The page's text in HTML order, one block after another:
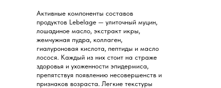
Активные компоненты составов
продуктов Lebelage — улиточный муцин,
лошадиное масло, экстракт икры,
жемчужная пудра, коллаген,
гиалуроновая кислота, пептиды и масло
лосося. Каждый из них стоит на страже
здоровья и ухоженности эпидермиса,
препятствуя появлению несовершенств и
признаков возраста. Легкие текстуры